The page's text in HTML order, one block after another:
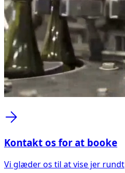
Kontakt os for at booke
Vi glæder os til at vise jer rundt